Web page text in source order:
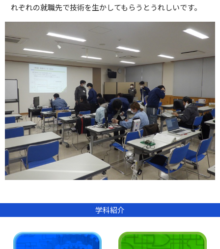
れぞれの就職先で技術を生かしてもらうとうれしいです。
学科紹介